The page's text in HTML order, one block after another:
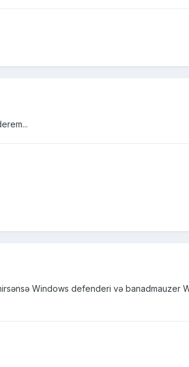
Windows defenderi və